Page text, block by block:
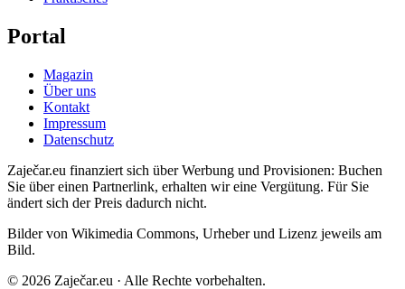
Portal
Magazin
Über uns
Kontakt
Impressum
Datenschutz
Zaječar.eu finanziert sich über Werbung und Provisionen: Buchen
Sie über einen Partnerlink, erhalten wir eine Vergütung. Für Sie
ändert sich der Preis dadurch nicht.
Bilder von Wikimedia Commons, Urheber und Lizenz jeweils am
Bild.
© 2026 Zaječar.eu · Alle Rechte vorbehalten.